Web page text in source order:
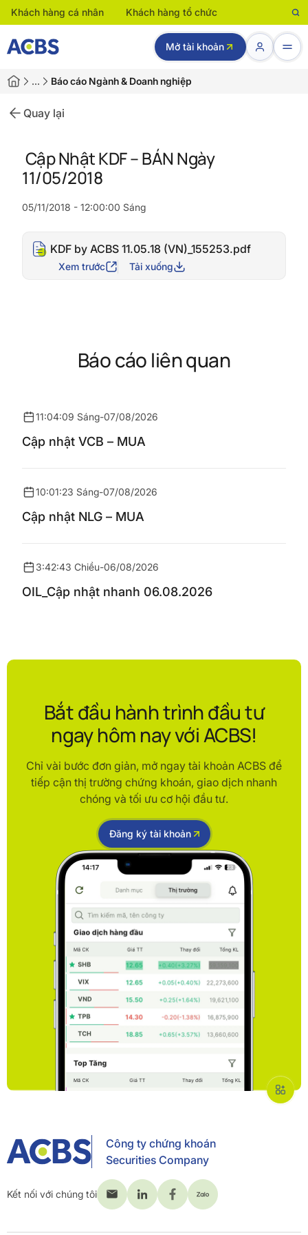
Khách hàng cá nhân Khách hàng tổ chức
Mở tài khoản
… Báo cáo Ngành & Doanh nghiệp
Quay lại
Cập Nhật KDF – BÁN Ngày
11/05/2018
05/11/2018 - 12:00:00 Sáng
KDF by ACBS 11.05.18 (VN)_155253.pdf
Xem trước Tải xuống
Báo cáo liên quan
11:04:09 Sáng-07/08/2026
Cập nhật VCB – MUA
10:01:23 Sáng-07/08/2026
Cập nhật NLG – MUA
3:42:43 Chiều-06/08/2026
OIL_Cập nhật nhanh 06.08.2026
Bắt đầu hành trình đầu tư
ngay hôm nay với ACBS!
Chỉ vài bước đơn giản, mở ngay tài khoản ACBS để
tiếp cận thị trường chứng khoán, giao dịch nhanh
chóng và tối ưu cơ hội đầu tư.
Đăng ký tài khoản
Công ty chứng khoán
Securities Company
Kết nối với chúng tôi